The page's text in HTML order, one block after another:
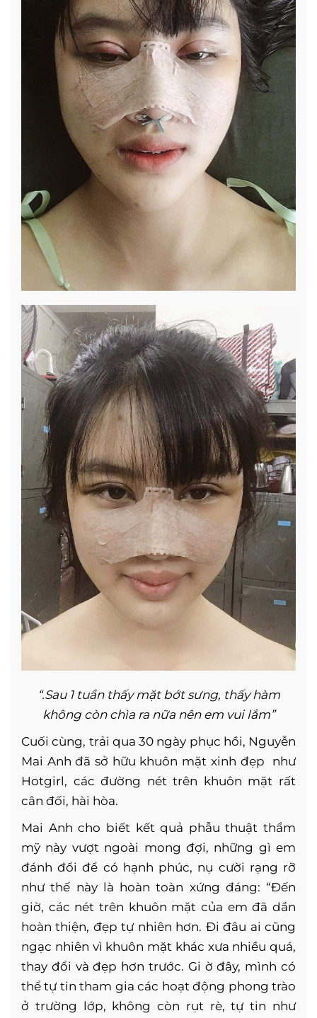
“.Sau 1 tuần thấy mặt bớt sưng, thấy hàm
không còn chìa ra nữa nên em vui lắm”
Cuối cùng, trải qua 30 ngày phục hồi, Nguyễn
Mai Anh đã sở hữu khuôn mặt xinh đẹp như
Hotgirl, các đường nét trên khuôn mặt rất
cân đối, hài hòa.
Mai Anh cho biết kết quả phẫu thuật thẩm
mỹ này vượt ngoài mong đợi, những gì em
đánh đổi để có hạnh phúc, nụ cười rạng rỡ
như thế này là hoàn toàn xứng đáng: “Đến
giờ, các nét trên khuôn mặt của em đã dần
hoàn thiện, đẹp tự nhiên hơn. Đi đâu ai cũng
ngạc nhiên vì khuôn mặt khác xưa nhiều quá,
thay đổi và đẹp hơn trước. Gi ờ đây, mình có
thể tự tin tham gia các hoạt động phong trào
ở trường lớp, không còn rụt rè, tự tin như